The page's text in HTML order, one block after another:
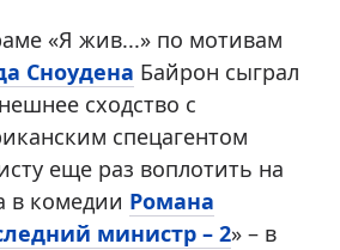
«Я жив...» по мотивам
Сноудена Байрон сыграл
сходство с
спецагентом
еще раз воплотить на
в комедии Романа
министр – 2» – в